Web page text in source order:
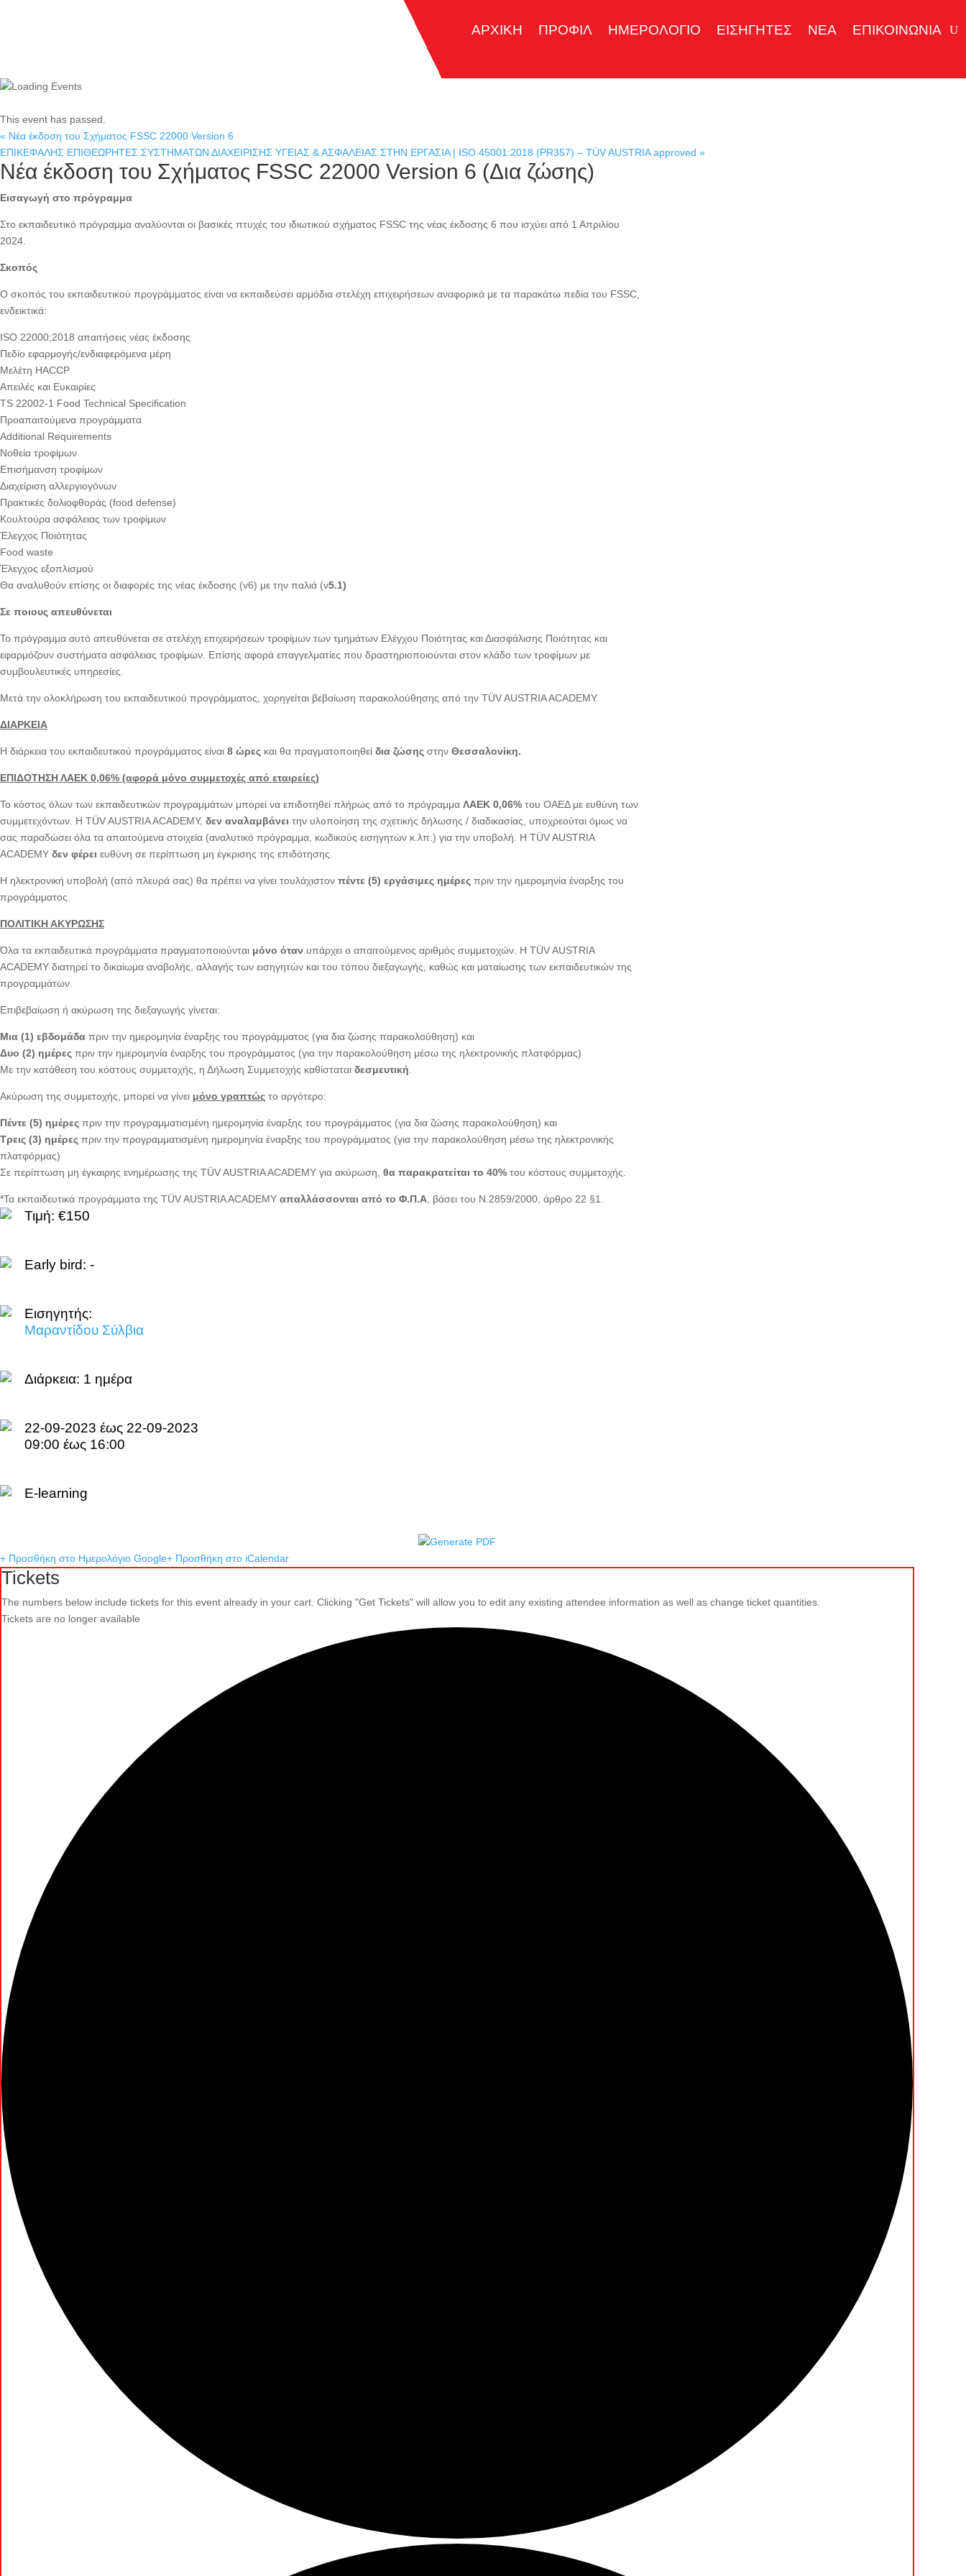
ΑΡΧΙΚΗ ΠΡΟΦΙΛ ΗΜΕΡΟΛΟΓΙΟ ΕΙΣΗΓΗΤΕΣ ΝΕΑ ΕΠΙΚΟΙΝΩΝΙΑ
This event has passed.
« Νέα έκδοση του Σχήματος FSSC 22000 Version 6
ΕΠΙΚΕΦΑΛΗΣ ΕΠΙΘΕΩΡΗΤΕΣ ΣΥΣΤΗΜΑΤΩΝ ΔΙΑΧΕΙΡΙΣΗΣ ΥΓΕΙΑΣ & ΑΣΦΑΛΕΙΑΣ ΣΤΗΝ ΕΡΓΑΣΙΑ | ISO 45001:2018 (PR357) – TÜV AUSTRIA approved »
Νέα έκδοση του Σχήματος FSSC 22000 Version 6 (Δια ζώσης)
Εισαγωγή στο πρόγραμμα
Στο εκπαιδευτικό πρόγραμμα αναλύονται οι βασικές πτυχές του ιδιωτικού σχήματος FSSC της νέας έκδοσης 6 που ισχύει από 1 Απριλίου
2024.
Σκοπός
Ο σκοπός του εκπαιδευτικού προγράμματος είναι να εκπαιδεύσει αρμόδια στελέχη επιχειρήσεων αναφορικά με τα παρακάτω πεδία του FSSC,
ενδεικτικά:
ISO 22000;2018 απαιτήσεις νέας έκδοσης
Πεδίο εφαρμογής/ενδιαφερόμενα μέρη
Μελέτη HACCP
Απειλές και Ευκαιρίες
TS 22002-1 Food Technical Specification
Προαπαιτούμενα προγράμματα
Additional Requirements
Νοθεία τροφίμων
Επισήμανση τροφίμων
Διαχείριση αλλεργιογόνων
Πρακτικές δολιοφθοράς (food defense)
Κουλτούρα ασφάλειας των τροφίμων
Έλεγχος Ποιότητας
Food waste
Έλεγχος εξοπλισμού
Θα αναλυθούν επίσης οι διαφορές της νέας έκδοσης (v6) με την παλιά (v5.1)
Σε ποιους απευθύνεται
Το πρόγραμμα αυτό απευθύνεται σε στελέχη επιχειρήσεων τροφίμων των τμημάτων Ελέγχου Ποιότητας και Διασφάλισης Ποιότητας και
εφαρμόζουν συστήματα ασφάλειας τροφίμων. Επίσης αφορά επαγγελματίες που δραστηριοποιούνται στον κλάδο των τροφίμων με
συμβουλευτικές υπηρεσίες.
Μετά την ολοκλήρωση του εκπαιδευτικού προγράμματος, χορηγείται βεβαίωση παρακολούθησης από την TÜV AUSTRIA ACADEMY.
ΔΙΑΡΚΕΙΑ
Η διάρκεια του εκπαιδευτικού προγράμματος είναι 8 ώρες και θα πραγματοποιηθεί δια ζώσης στην Θεσσαλονίκη.
ΕΠΙΔΟΤΗΣΗ ΛΑΕΚ 0,06% (αφορά μόνο συμμετοχές από εταιρείες)
Το κόστος όλων των εκπαιδευτικών προγραμμάτων μπορεί να επιδοτηθεί πλήρως από το πρόγραμμα ΛΑΕΚ 0,06% του ΟΑΕΔ με ευθύνη των
συμμετεχόντων. Η TÜV AUSTRIA ACADEMY, δεν αναλαμβάνει την υλοποίηση της σχετικής δήλωσης / διαδικασίας, υποχρεούται όμως να
σας παραδώσει όλα τα απαιτούμενα στοιχεία (αναλυτικό πρόγραμμα, κωδικούς εισηγητών κ.λπ.) για την υποβολή. Η TÜV AUSTRIA
ACADEMY δεν φέρει ευθύνη σε περίπτωση μη έγκρισης της επιδότησης.
Η ηλεκτρονική υποβολή (από πλευρά σας) θα πρέπει να γίνει τουλάχιστον πέντε (5) εργάσιμες ημέρες πριν την ημερομηνία έναρξης του
προγράμματος.
ΠΟΛΙΤΙΚΗ ΑΚΥΡΩΣΗΣ
Όλα τα εκπαιδευτικά προγράμματα πραγματοποιούνται μόνο όταν υπάρχει ο απαιτούμενος αριθμός συμμετοχών. Η TÜV AUSTRIA
ACADEMY διατηρεί το δικαίωμα αναβολής, αλλαγής των εισηγητών και του τόπου διεξαγωγής, καθώς και ματαίωσης των εκπαιδευτικών της
προγραμμάτων.
Επιβεβαίωση ή ακύρωση της διεξαγωγής γίνεται:
Μια (1) εβδομάδα πριν την ημερομηνία έναρξης του προγράμματος (για δια ζώσης παρακολούθηση) και
Δυο (2) ημέρες πριν την ημερομηνία έναρξης του προγράμματος (για την παρακολούθηση μέσω της ηλεκτρονικής πλατφόρμας)
Με την κατάθεση του κόστους συμμετοχής, η Δήλωση Συμμετοχής καθίσταται δεσμευτική
Ακύρωση της συμμετοχής, μπορεί να γίνει μόνο γραπτώς το αργότερο:
Πέντε (5) ημέρες πριν την προγραμματισμένη ημερομηνία έναρξης του προγράμματος (για δια ζώσης παρακολούθηση) και
Τρεις (3) ημέρες πριν την προγραμματισμένη ημερομηνία έναρξης του προγράμματος (για την παρακολούθηση μέσω της ηλεκτρονικής
πλατφόρμας)
Σε περίπτωση μη έγκαιρης ενημέρωσης της TÜV AUSTRIA ACADEMY για ακύρωση, θα παρακρατείται το 40% του κόστους συμμετοχής.
*Τα εκπαιδευτικά προγράμματα της TÜV AUSTRIA ACADEMY απαλλάσσονται από το Φ.Π.Α , βάσει του Ν.2859/2000, άρθρο 22 §1.
Τιμή: €150
Early bird: -
Εισηγητής:
Μαραντίδου Σύλβια
Διάρκεια: 1 ημέρα
22-09-2023 έως 22-09-2023
09:00 έως 16:00
E-learning
+ Προσθήκη στο Ημερολόγιο Google+ Προσθήκη στο iCalendar
Tickets
The numbers below include tickets for this event already in your cart. Clicking "Get Tickets" will allow you to edit any existing attendee information as well as change ticket quantities.
Tickets are no longer available